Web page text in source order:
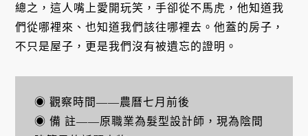
總之，這人嘴上愛開玩笑，手卻從不馬虎，他知道我
們從哪裡來、也知道我們該往哪裡去。他蓋的房子，
不只是屋子，更是我們沒有被遺忘的證明。
◉ 觀察時間――農曆七月前後
◉ 備 註――原職業為髮型設計師，現為陰間